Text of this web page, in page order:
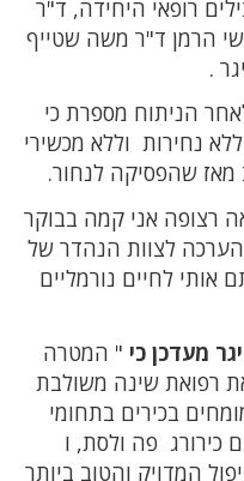
רופאי היחידה, ד"ר
הרמן ד"ר משה שטייף
.
הניתוח מספרת כי
נחירות וללא מכשירי
מאז שהפסיקה לנחור.
רצופה אני קמה בבוקר
לצוות הנהדר של
לחיים נורמליים
מעדכן כי " המטרה
רפואת שינה משולבת
בכירים בתחומי
כירורג פה ולסת, ו
המדויק והטוב ביותר